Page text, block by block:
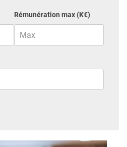
Rémunération max (K€)